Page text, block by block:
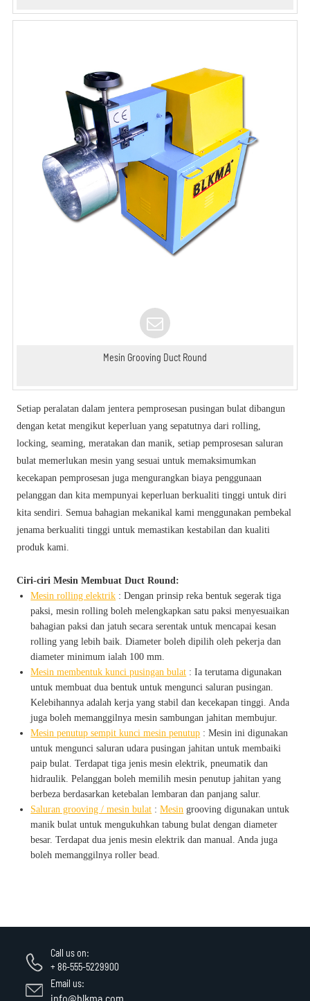
Mesin Grooving Duct Round
Setiap peralatan dalam jentera pemprosesan pusingan bulat dibangun
dengan ketat mengikut keperluan yang sepatutnya dari rolling,
locking, seaming, meratakan dan manik, setiap pemprosesan saluran
bulat memerlukan mesin yang sesuai untuk memaksimumkan
kecekapan pemprosesan juga mengurangkan biaya penggunaan
pelanggan dan kita mempunyai keperluan berkualiti tinggi untuk diri
kita sendiri. Semua bahagian mekanikal kami menggunakan pembekal
jenama berkualiti tinggi untuk memastikan kestabilan dan kualiti
produk kami.
Ciri-ciri Mesin Membuat Duct Round:
Mesin rolling elektrik : Dengan prinsip reka bentuk segerak tiga
paksi, mesin rolling boleh melengkapkan satu paksi menyesuaikan
bahagian paksi dan jatuh secara serentak untuk mencapai kesan
rolling yang lebih baik. Diameter boleh dipilih oleh pekerja dan
diameter minimum ialah 100 mm.
Mesin membentuk kunci pusingan bulat : Ia terutama digunakan
untuk membuat dua bentuk untuk mengunci saluran pusingan.
Kelebihannya adalah kerja yang stabil dan kecekapan tinggi. Anda
juga boleh memanggilnya mesin sambungan jahitan membujur.
Mesin penutup sempit kunci mesin penutup : Mesin ini digunakan
untuk mengunci saluran udara pusingan jahitan untuk membaiki
paip bulat. Terdapat tiga jenis mesin elektrik, pneumatik dan
hidraulik. Pelanggan boleh memilih mesin penutup jahitan yang
berbeza berdasarkan ketebalan lembaran dan panjang salur.
Saluran grooving / mesin bulat :Mesin grooving digunakan untuk
manik bulat untuk mengukuhkan tabung bulat dengan diameter
besar. Terdapat dua jenis mesin elektrik dan manual. Anda juga
boleh memanggilnya roller bead.
Call us on:
+ 86-555-5229900
Email us:
info@blkma.com